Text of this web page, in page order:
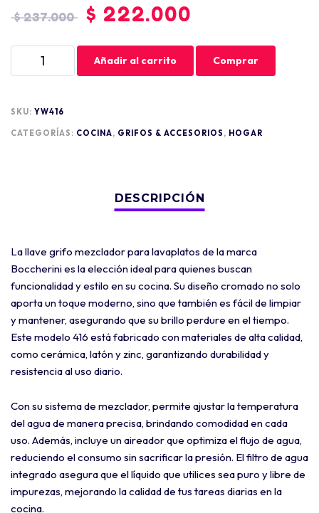
$237.000 $ 222.000
Añadir al carrito Comprar
SKU: YW416
CATEGORÍAS: COCINA, GRIFOS & ACCESORIOS , HOGAR
La llave grifo mezclador para lavaplatos de la marca
Boccherini es la elección ideal para quienes buscan
funcionalidad y estilo en su cocina. Su diseño cromado no solo
aporta un toque moderno, sino que también es fácil de limpiar
y mantener, asegurando que su brillo perdure en el tiempo.
Este modelo 416 está fabricado con materiales de alta calidad,
como cerámica, latón y zinc, garantizando durabilidad y
resistencia al uso diario.
Con su sistema de mezclador, permite ajustar la temperatura
del agua de manera precisa, brindando comodidad en cada
uso. Además, incluye un aireador que optimiza el flujo de agua,
reduciendo el consumo sin sacrificar la presión. El filtro de agua
integrado asegura que el líquido que utilices sea puro y libre de
impurezas, mejorando la calidad de tus tareas diarias en la
cocina.